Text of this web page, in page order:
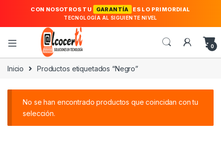
CON NOSOTROS TU GARANTÍA ES LO PRIMORDIAL
TECNOLOGÍA AL SIGUIENTE NIVEL
0
Inicio Productos etiquetados “Negro”
No se han encontrado productos que coincidan con tu
selección.